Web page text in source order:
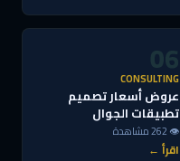
06
CONSULTING
عروض أسعار تصميم
تطبيقات الجوال
👁 262 مشاهدة
اقرأ ←